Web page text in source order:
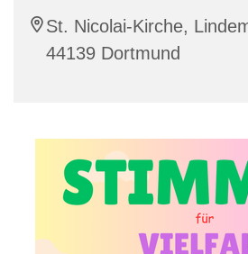
St. Nicolai-Kirche,
44139 Dortmund